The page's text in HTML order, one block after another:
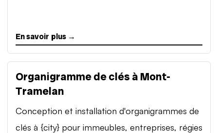
En savoir plus →
Organigramme de clés à Mont-
Tramelan
Conception et installation d'organigrammes de
clés à {city} pour immeubles, entreprises, régies